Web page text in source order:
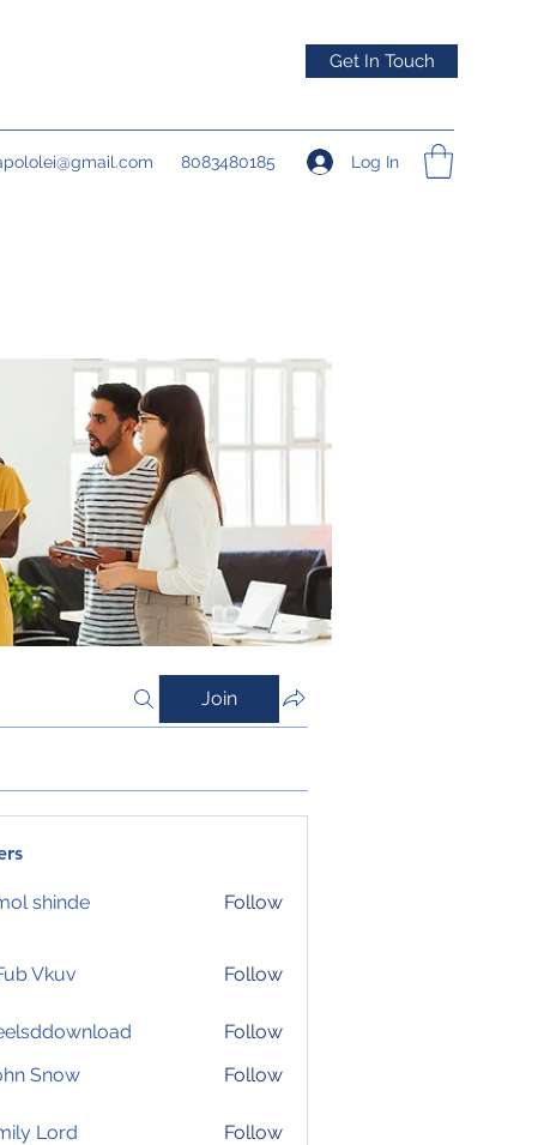
Get In Touch
8083480185 Log In
Join
shinde Follow
Vkuv Follow
Follow
Snow
Follow
Lord Follow